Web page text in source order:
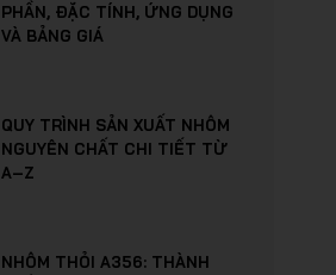
PHẦN, ĐẶC TÍNH, ỨNG DỤNG
VÀ BẢNG GIÁ
QUY TRÌNH SẢN XUẤT NHÔM
NGUYÊN CHẤT CHI TIẾT TỪ
A–Z
NHÔM THỎI A356: THÀNH